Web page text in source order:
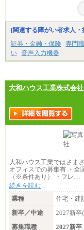
[関連する障がい者求人
証券・金融・保険 専門
い 音声入力機器
大和ハウス工業株式会社
大和ハウス工業ではさま
オフィスでの募集有 ・全
（※条件あり） ・フレ…
続きを読む
業種
住宅・建
新卒／中途
2027新卒
募集職種
2027新卒